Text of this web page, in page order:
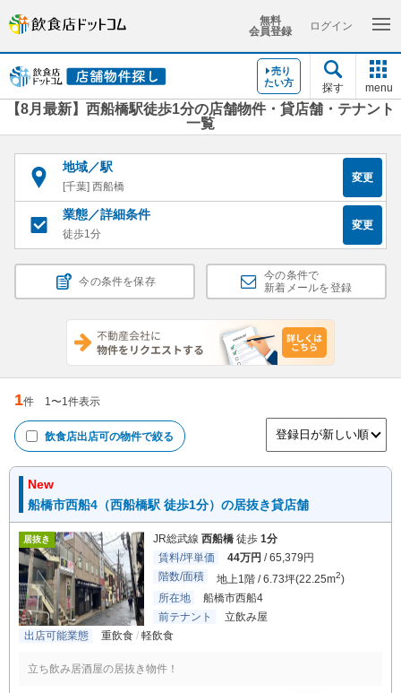
無料
会員登録
ログイン
売り
たい方
探す menu
【8月最新】西船橋駅徒歩1分の店舗物件・貸店舗・テナント
一覧
地域／駅
[千葉] 西船橋
変更
業態／詳細条件
徒歩1分
変更
今の条件を保存
今の条件で
新着メールを登録
1件 1〜1件表示
飲食店出店可の物件で絞る
New
船橋市西船4（西船橋駅 徒歩1分）の居抜き貸店舗
居抜き JR総武線 西船橋 徒歩 1分
賃料/坪単価
44万円 / 65,379円
階数/面積
地上1階 / 6.73坪(22.25m2)
所在地
船橋市西船4
前テナント
立飲み屋
出店可能業態
重飲食 軽飲食
立ち飲み居酒屋の居抜き物件！